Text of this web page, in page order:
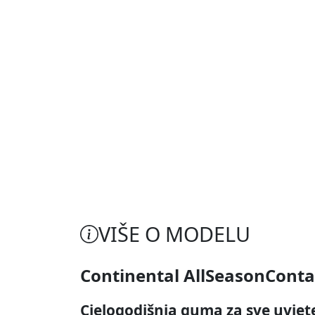
VIŠE O MODELU
Continental
Cjelogodišnja guma za sve